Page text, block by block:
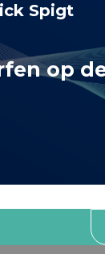
Spigt
op